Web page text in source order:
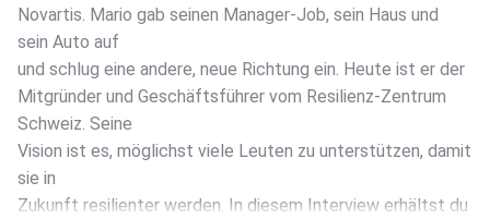
Novartis. Mario gab seinen Manager-Job, sein Haus und
sein Auto auf
und schlug eine andere, neue Richtung ein. Heute ist er der
Mitgründer und Geschäftsführer vom Resilienz-Zentrum
Schweiz. Seine
Vision ist es, möglichst viele Leuten zu unterstützen, damit
sie in
Zukunft resilienter werden. In diesem Interview erhältst du